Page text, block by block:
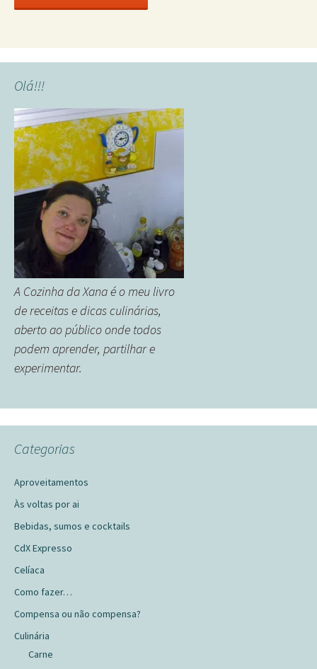
Olá!!!
A Cozinha da Xana é o meu livro
de receitas e dicas culinárias,
aberto ao público onde todos
podem aprender, partilhar e
experimentar.
Categorias
Aproveitamentos
Às voltas por ai
Bebidas, sumos e cocktails
CdX Expresso
Celíaca
Como fazer…
Compensa ou não compensa?
Culinária
Carne